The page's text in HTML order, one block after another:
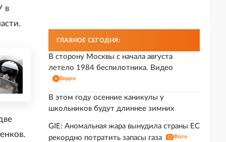
в
ГЛАВНОЕ СЕГОДНЯ:
В сторону Москвы с начала августа
летело 1984 беспилотника. Видео
Видео
В этом году осенние каникулы у
школьников будут длиннее зимних
GIE: Аномальная жара вынудила страны ЕС
рекордно потратить запасы газа
Фото